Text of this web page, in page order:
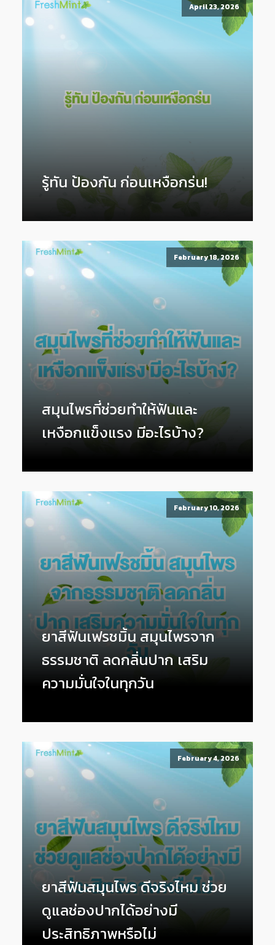
April 23, 2026
รู้ทัน ป้องกัน ก่อนเหงือกร่น!
February 18, 2026
สมุนไพรที่ช่วยทำให้ฟันและ
เหงือกแข็งแรง มีอะไรบ้าง?
February 10, 2026
ยาสีฟันเฟรชมิ้น สมุนไพรจาก
ธรรมชาติ ลดกลิ่นปาก เสริม
ความมั่นใจในทุกวัน
February 4, 2026
ยาสีฟันสมุนไพร ดีจริงไหม ช่วย
ดูแลช่องปากได้อย่างมี
ประสิทธิภาพหรือไม่